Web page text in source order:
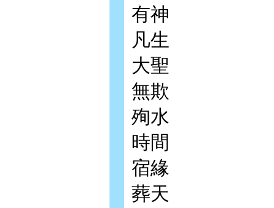
有神
凡生
大聖
無欺
殉水
時間
宿緣
葬天